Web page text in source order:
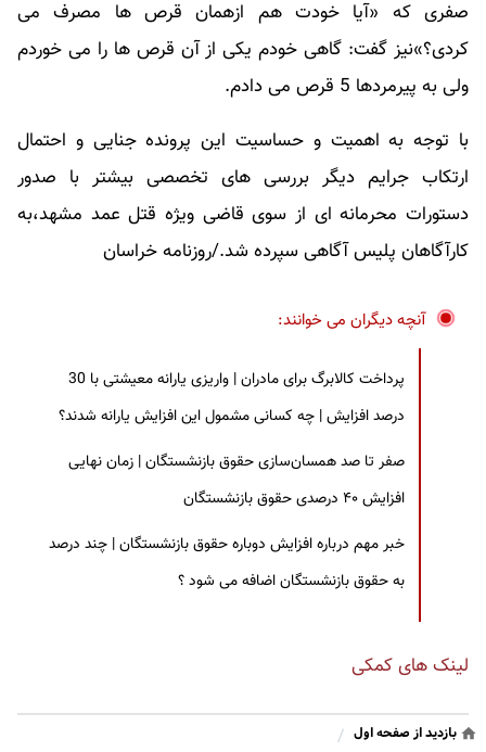
صفری که «آیا خودت هم ازهمان قرص ها مصرف می
کردی؟»نیز گفت: گاهی خودم یکی از آن قرص ها را می خوردم
ولی به پیرمردها 5 قرص می دادم.
با توجه به اهمیت و حساسیت این پرونده جنایی و احتمال
ارتکاب جرایم دیگر بررسی های تخصصی بیشتر با صدور
دستورات محرمانه ای از سوی قاضی ویژه قتل عمد مشهد،به
کارآگاهان پلیس آگاهی سپرده شد./روزنامه خراسان
آنچه دیگران می خوانند:
پرداخت کالابرگ برای مادران | واریزی یارانه معیشتی با 30
درصد افزایش | چه کسانی مشمول این افزایش یارانه شدند؟
صفر تا صد همسان‌سازی حقوق بازنشستگان | زمان نهایی
افزایش ۴۰ درصدی حقوق بازنشستگان
خبر مهم درباره افزایش دوباره حقوق بازنشستگان | چند درصد
به حقوق بازنشستگان اضافه می شود ؟
لینک های کمکی
بازدید از صفحه اول /